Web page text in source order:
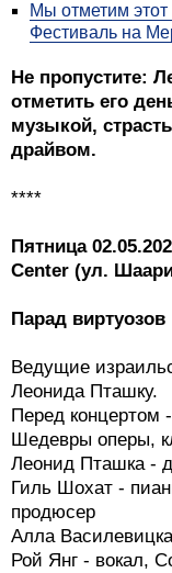
Мы отметим
Фестиваль на
Не пропустите:
отметить его
музыкой,
драйвом.
****
Пятница
Center (ул.
Парад виртуозов
Ведущие
Леонида Пташку.
Перед концертом
Шедевры оперы,
Леонид Пташка -
Гиль Шохат -
продюсер
Алла
Рой Янг - вокал,